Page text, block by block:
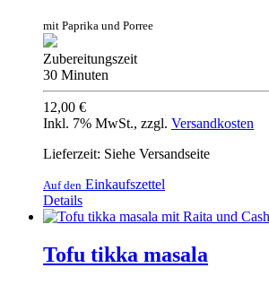
mit Paprika und Porree
Zubereitungszeit
30 Minuten
12,00 €
Inkl. 7% MwSt., zzgl. Versandkosten
Lieferzeit: Siehe Versandseite
Auf den Einkaufszettel
Details
Tofu tikka masala